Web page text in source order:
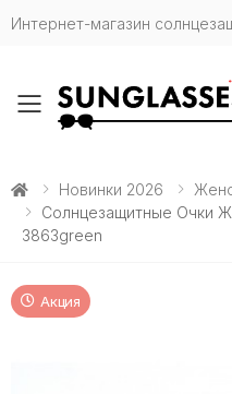
Интернет-магазин
Toggle mobile
Новинки 2026
Солнцезащитные Очки
3863green
Акция